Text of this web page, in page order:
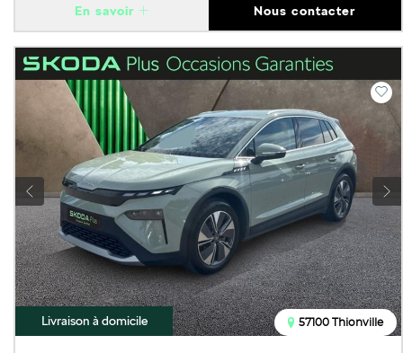
En savoir Nous contacter
Livraison à domicile 57100 Thionville